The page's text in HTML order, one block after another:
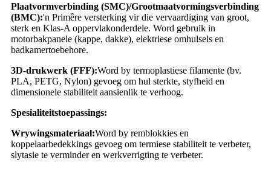
Plaatvormverbinding (SMC)/Grootmaatvormingsverbinding
(BMC):'n Primêre versterking vir die vervaardiging van groot,
sterk en Klas-A oppervlakonderdele. Word gebruik in
motorbakpanele (kappe, dakke), elektriese omhulsels en
badkamertoebehore.
3D-drukwerk (FFF):Word by termoplastiese filamente (bv.
PLA, PETG, Nylon) gevoeg om hul sterkte, styfheid en
dimensionele stabiliteit aansienlik te verhoog.
Spesialiteitstoepassings:
Wrywingsmateriaal:Word by remblokkies en
koppelaarbedekkings gevoeg om termiese stabiliteit te verbeter,
slytasie te verminder en werkverrigting te verbeter.